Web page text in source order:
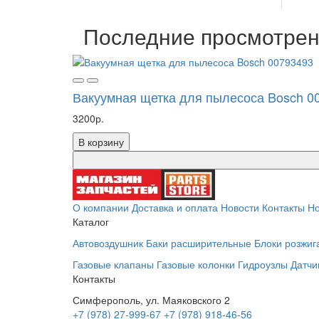
Последние
Вакуумная щетка для пылесоса Bosch
3200р.
В корзину
О компании Доставка и оплата Новости Контакты
Каталог
Автовоздушник Баки расширительные Блоки
Газовые клапаны Газовые колонки Гидроузлы
Контакты
Симферополь, ул. Маяковского 2
+7 (978) 27-999-67 +7 (978) 918-46-56